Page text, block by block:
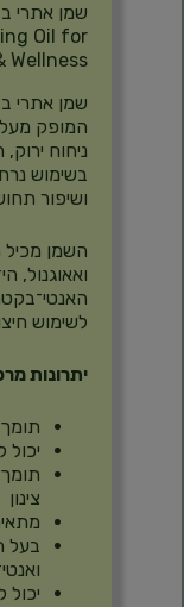
Oil for
Wellness
המופק
ניחוח
בשימוש
ושיפור
השמן מכיל
ואאוגנול,
לשימוש
יתרונות
צינון
בעל
יכול